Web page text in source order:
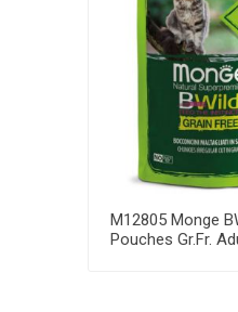
M12805 Monge
Pouches Gr.Fr.